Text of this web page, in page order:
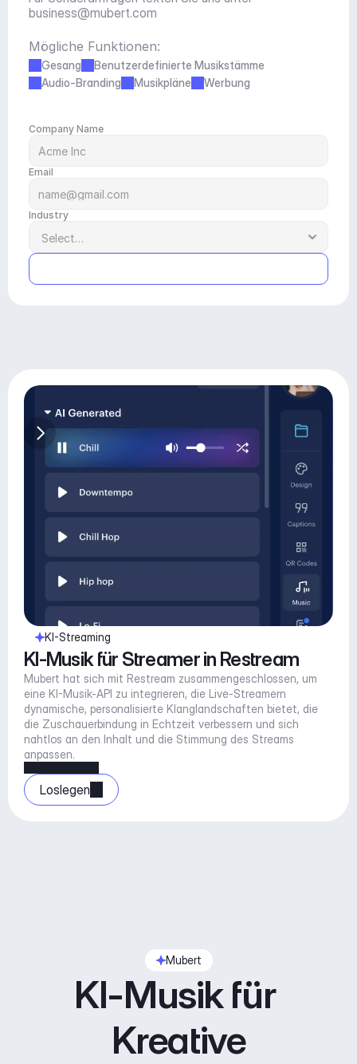
business@mubert.com
Mögliche Funktionen:
Gesang
Benutzerdefinierte Musikstämme
Audio-Branding
Musikpläne Werbung
Company Name
Email
Industry
KI-Streaming
KI-Musik für Streamer in Restream
Mubert hat sich mit Restream zusammengeschlossen, um
eine KI-Musik-API zu integrieren, die Live-Streamern
dynamische, personalisierte Klanglandschaften bietet, die
die Zuschauerbindung in Echtzeit verbessern und sich
nahtlos an den Inhalt und die Stimmung des Streams
anpassen.
Loslegen
Mubert
KI-Musik für
Kreative